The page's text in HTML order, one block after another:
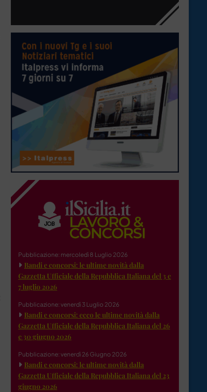
Pubblicazione: mercoledì 8 Luglio 2026
Bandi e concorsi: le ultime novità dalla
Gazzetta Ufficiale della Repubblica Italiana del 3 e
7 luglio 2026
Pubblicazione: venerdì 3 Luglio 2026
Bandi e concorsi: ecco le ultime novità dalla
Gazzetta Ufficiale della Repubblica Italiana del 26
e 30 giugno 2026
Pubblicazione: venerdì 26 Giugno 2026
Bandi e concorsi: le ultime novità dalla
Gazzetta Ufficiale della Repubblica Italiana del 23
giugno 2026